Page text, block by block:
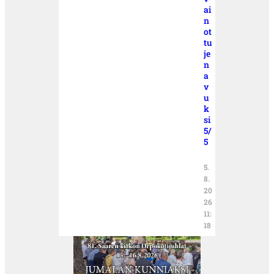
ai
n
ot
tu
je
n
a
v
u
k
si
5/
5
5.
8.
20
26
11:
18